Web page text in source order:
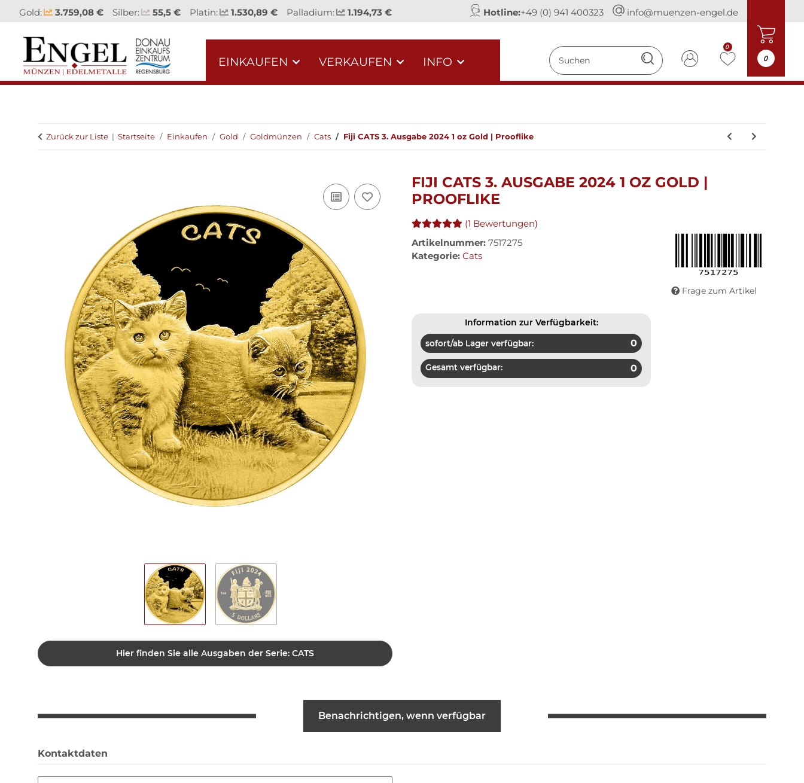
Gold: 3.759,08 € Silber: 55,5 € Platin: 1.530,89 € Palladium: 1.194,73 € Hotline:+49 (0) 941 400323 info@muenzen-engel.de
0
0
EINKAUFEN VERKAUFEN INFO
Zurück zur Liste Startseite Einkaufen Gold Goldmünzen Cats Fiji CATS 3. Ausgabe 2024 1 oz Gold | Prooflike
Hier finden Sie alle Ausgaben der Serie: CATS
FIJI CATS 3. AUSGABE 2024 1 OZ GOLD |
PROOFLIKE
(1 Bewertungen)
Artikelnummer: 7517275
Kategorie: Cats
Frage zum Artikel
Information zur Verfügbarkeit:
sofort/ab Lager verfügbar: 0
Gesamt verfügbar: 0
Benachrichtigen, wenn verfügbar
Kontaktdaten